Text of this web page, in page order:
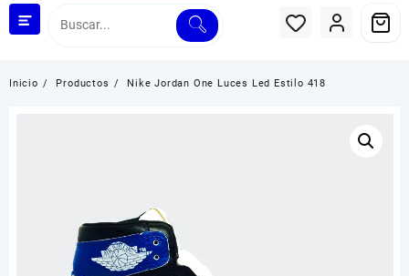
Inicio Productos Nike Jordan One Luces Led Estilo 418